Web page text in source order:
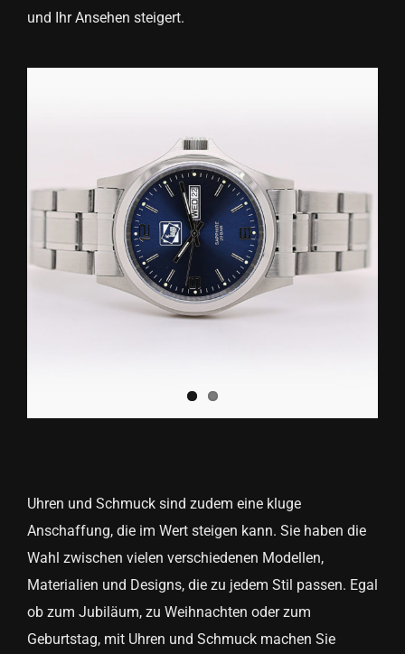
und Ihr Ansehen steigert.
Uhren und Schmuck sind zudem eine kluge
Anschaffung, die im Wert steigen kann. Sie haben die
Wahl zwischen vielen verschiedenen Modellen,
Materialien und Designs, die zu jedem Stil passen. Egal
ob zum Jubiläum, zu Weihnachten oder zum
Geburtstag, mit Uhren und Schmuck machen Sie